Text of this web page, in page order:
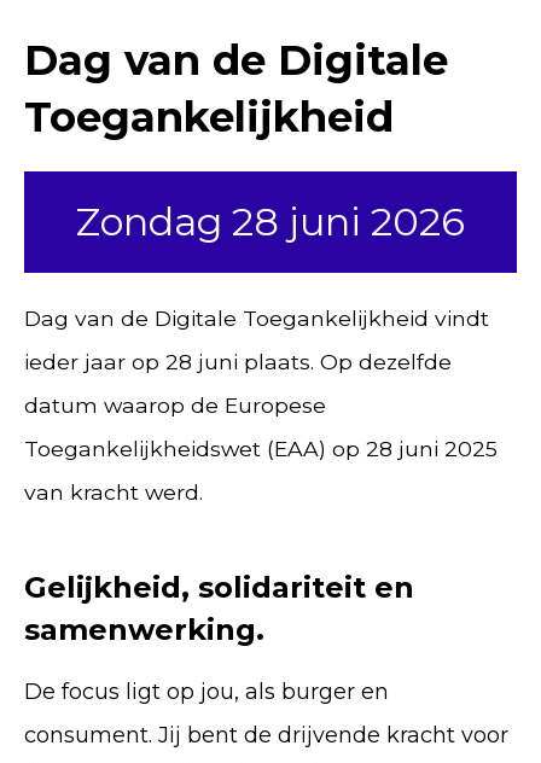
Dag van de Digitale
Toegankelijkheid
Zondag 28 juni 2026
Dag van de Digitale Toegankelijkheid vindt
ieder jaar op 28 juni plaats. Op dezelfde
datum waarop de Europese
Toegankelijkheidswet (EAA) op 28 juni 2025
van kracht werd.
Gelijkheid, solidariteit en
samenwerking.
De focus ligt op jou, als burger en
consument. Jij bent de drijvende kracht voor